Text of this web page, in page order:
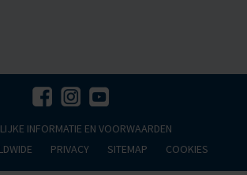
INFORMATIE EN VOORWAARDEN
PRIVACY SITEMAP COOKIES